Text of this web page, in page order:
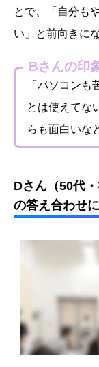
とで、「自分も
い」と前向きに
Bさんの印
「パソコン
とは使えてな
らも面白いな
Dさん（50代
の答え合わせ